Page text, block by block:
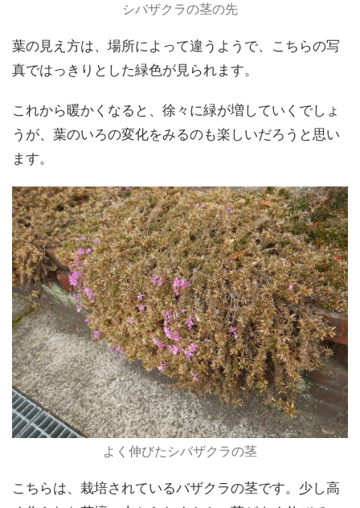
シバザクラの茎の先
葉の見え方は、場所によって違うようで、こちらの写
真ではっきりとした緑色が見られます。
これから暖かくなると、徐々に緑が増していくでしょ
うが、葉のいろの変化をみるのも楽しいだろうと思い
ます。
よく伸びたシバザクラの茎
こちらは、栽培されているバザクラの茎です。少し高